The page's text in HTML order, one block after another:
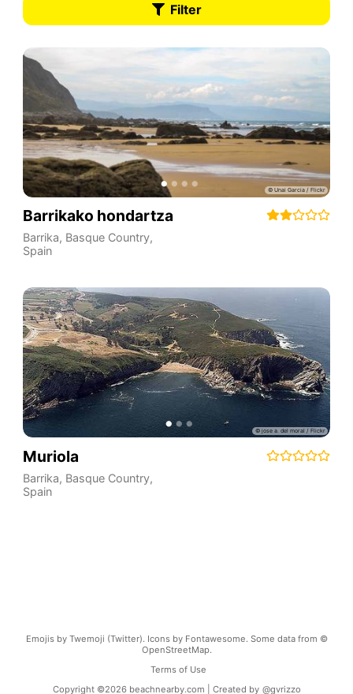
Filter
Barrikako hondartza
Barrika, Basque Country,
Spain
Muriola
Barrika, Basque Country,
Spain
Emojis by Twemoji (Twitter). Icons by Fontawesome. Some data from ©
OpenStreetMap.
Terms of Use
Copyright ©2026 beachnearby.com | Created by @gvrizzo